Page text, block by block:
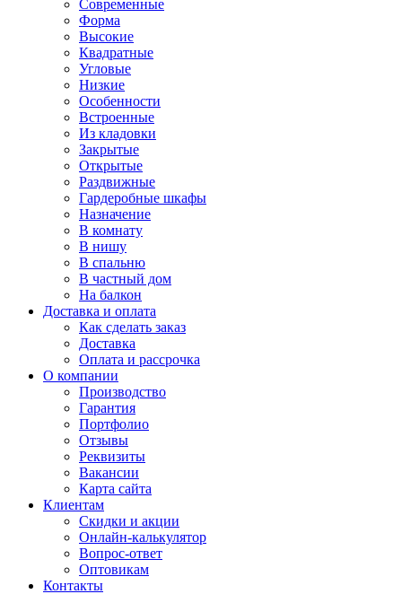
Современные
Форма
Высокие
Квадратные
Угловые
Низкие
Особенности
Встроенные
Из кладовки
Закрытые
Открытые
Раздвижные
Гардеробные шкафы
Назначение
В комнату
В нишу
В спальню
В частный дом
На балкон
Доставка и оплата
Как сделать заказ
Доставка
Оплата и рассрочка
О компании
Производство
Гарантия
Портфолио
Отзывы
Реквизиты
Вакансии
Карта сайта
Клиентам
Скидки и акции
Онлайн-калькулятор
Вопрос-ответ
Оптовикам
Контакты